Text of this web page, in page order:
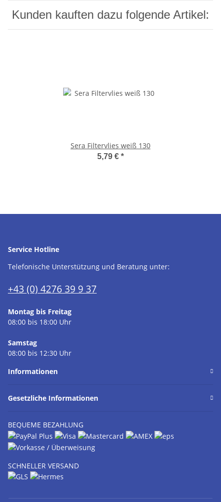
Kunden kauften dazu folgende Artikel:
Sera Filtervlies weiß 130
5,79 € *
Service Hotline
Telefonische Unterstützung und Beratung unter:
+43 (0) 4276 39 9 37
Montag bis Freitag
08:00 bis 18:00 Uhr
Samstag
08:00 bis 12:30 Uhr
Informationen
Gesetzliche Informationen
BEQUEME BEZAHLUNG
SCHNELLER VERSAND